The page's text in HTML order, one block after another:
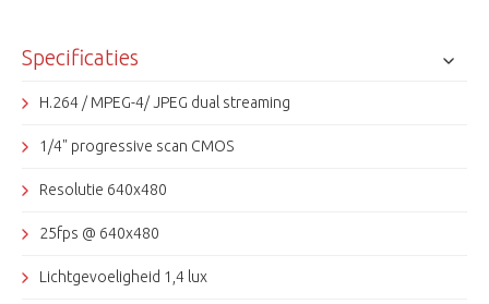
Specificaties
H.264 / MPEG-4/ JPEG dual streaming
1/4" progressive scan CMOS
Resolutie 640x480
25fps @ 640x480
Lichtgevoeligheid 1,4 lux